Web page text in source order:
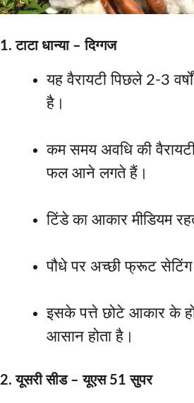
1. टाटा धान्या – दिग्गज
यह वैरायटी पिछले 2-3
है।
कम समय अवधि की
फल आने लगते हैं।
टिंडे का आकार मीडियम
पौधे पर अच्छी फ्रूट
इसके पत्ते छोटे आकार के
आसान होता है।
2. यूसरी सीड – यूएस 51 सुपर